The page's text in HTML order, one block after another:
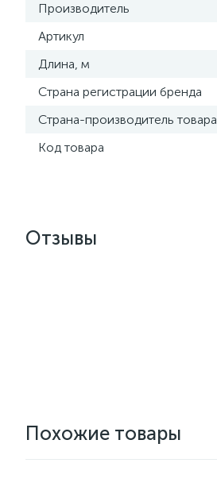
Производитель
Артикул
Длина, м
Страна регистрации бренда
Страна-производитель товара
Код товара
Отзывы
Похожие товары